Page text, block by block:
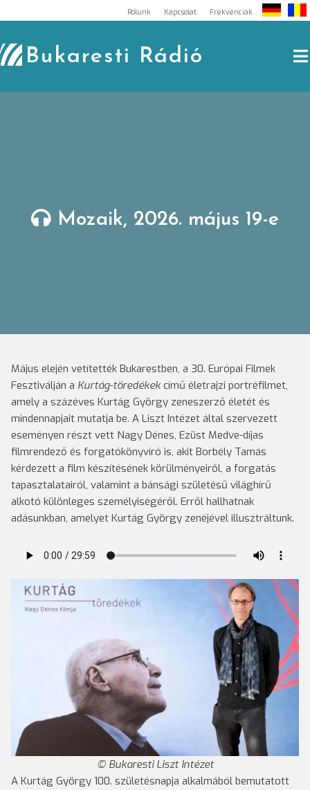
to
content
Rólunk Kapcsolat Frekvenciák
Bukaresti Rádió
Mozaik, 2026. május 19-e
Május elején vetítették Bukarestben, a 30. Európai Filmek
Fesztiválján a Kurtág-töredékek című életrajzi portréfilmet,
amely a százéves Kurtág György zeneszerző életét és
mindennapjait mutatja be. A Liszt Intézet által szervezett
eseményen részt vett Nagy Dénes, Ezüst Medve-díjas
filmrendező és forgatókönyvíró is, akit Borbély Tamás
kérdezett a film készítésének körülményeiről, a forgatás
tapasztalatairól, valamint a bánsági születésű világhírű
alkotó különleges személyiségéről. Erről hallhatnak
adásunkban, amelyet Kurtág György zenéjével illusztráltunk.
Bukaresti Liszt Intézet
A Kurtág György 100. születésnapja alkalmából bemutatott